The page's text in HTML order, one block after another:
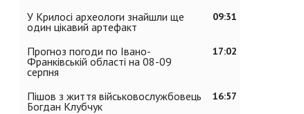
09:31
У Крилосі археологи знайшли ще
один цікавий артефакт
17:02
Прогноз погоди по Івано-
Франківській області на 08-09
серпня
16:57
Пішов з життя військовослужбовець
Богдан Клубчук